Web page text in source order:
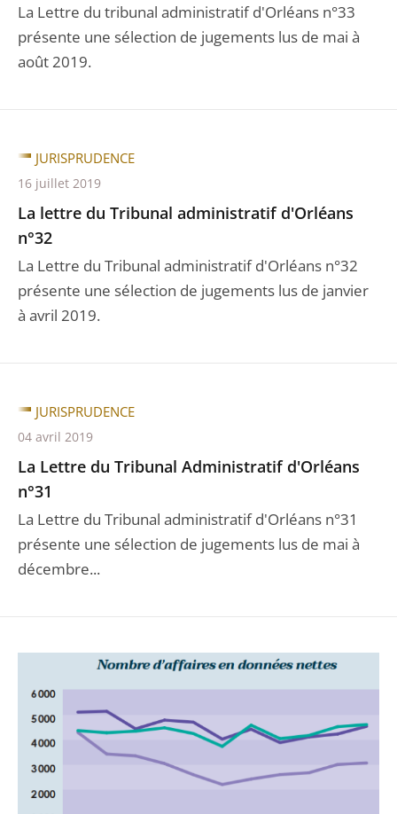
La Lettre du tribunal administratif d'Orléans n°33
présente une sélection de jugements lus de mai à
août 2019.
La lettre du Tribunal administratif d'Orléans
n°32
La Lettre du Tribunal administratif d'Orléans n°32
présente une sélection de jugements lus de janvier
à avril 2019.
JURISPRUDENCE
16 juillet 2019
La Lettre du Tribunal Administratif d'Orléans
n°31
La Lettre du Tribunal administratif d'Orléans n°31
présente une sélection de jugements lus de mai à
décembre...
JURISPRUDENCE
04 avril 2019